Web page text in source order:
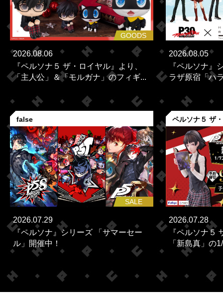
GOODS
2026.08.06
『ペルソナ５ ザ・ロイヤル』より、
「主人公」＆「モルガナ」のフィギ...
2026.08.05
『ペルソナ』
ラザ原宿「ハ
false
SALE
2026.07.29
『ペルソナ』シリーズ 「サマーセー
ル」開催中！
ペルソナ５ ザ
2026.07.28
『ペルソナ５
「新島真」の